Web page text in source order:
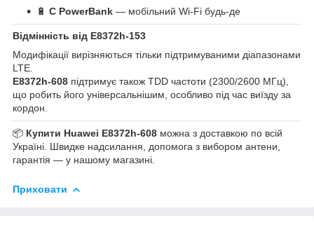
🔋 С PowerBank — мобільний Wi-Fi будь-де
Відмінність від E8372h-153
Модифікації вирізняються тільки підтримуваними діапазонами
LTE.
E8372h-608 підтримує також TDD частоти (2300/2600 МГц),
що робить його універсальнішим, особливо під час виїзду за
кордон.
📦 Купити Huawei E8372h-608 можна з доставкою по всій
Україні. Швидке надсилання, допомога з вибором антени,
гарантія — у нашому магазині.
Приховати